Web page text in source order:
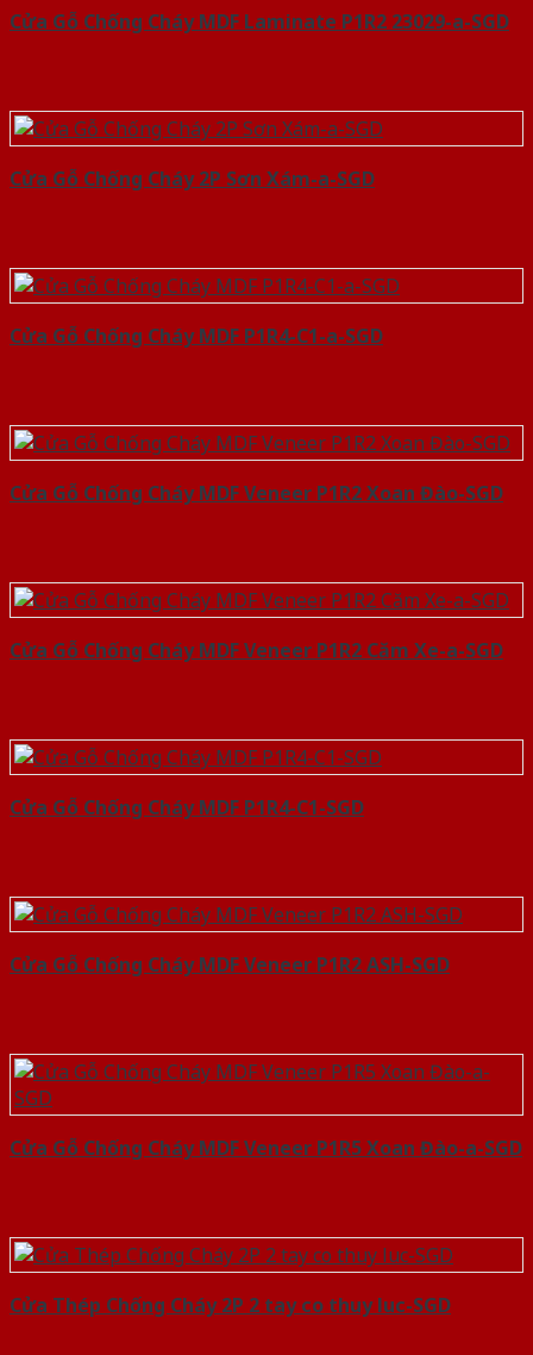
Cửa Gỗ Chống Cháy MDF Laminate P1R2 23029-a-SGD
Cửa Gỗ Chống Cháy 2P Sơn Xám-a-SGD
Cửa Gỗ Chống Cháy MDF P1R4-C1-a-SGD
Cửa Gỗ Chống Cháy MDF Veneer P1R2 Xoan Đào-SGD
Cửa Gỗ Chống Cháy MDF Veneer P1R2 Căm Xe-a-SGD
Cửa Gỗ Chống Cháy MDF P1R4-C1-SGD
Cửa Gỗ Chống Cháy MDF Veneer P1R2 ASH-SGD
Cửa Gỗ Chống Cháy MDF Veneer P1R5 Xoan Đào-a-SGD
Cửa Thép Chống Cháy 2P 2 tay co thuy luc-SGD